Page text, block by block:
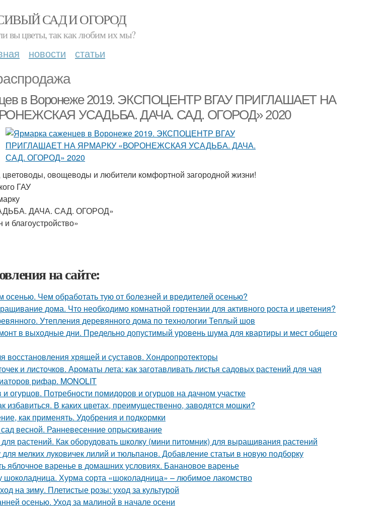
САД И ОГОРОД
вы цветы, так как любим их мы?
новости статьи
в Воронеже 2019. ЭКСПОЦЕНТР ВГАУ ПРИГЛАШАЕТ НА
УСАДЬБА. ДАЧА. САД. ОГОРОД» 2020
овощеводы и любители комфортной загородной жизни!
ГАУ
ДАЧА. САД. ОГОРОД»
благоустройство»
на сайте:
осенью. Чем обработать тую от болезней и вредителей осенью?
дома. Что необходимо комнатной гортензии для активного роста и цветения?
Утепления деревянного дома по технологии Теплый шов
в выходные дни. Предельно допустимый уровень шума для квартиры и мест общего
восстановления хрящей и суставов. Хондропротекторы
и листочков. Ароматы лета: как заготавливать листья садовых растений для чая
рифар. MONOLIT
огурцов. Потребности помидоров и огурцов на дачном участке
избавиться. В каких цветах, преимущественно, заводятся мошки?
как применять. Удобрения и подкормки
весной. Ранневесенние опрыскивание
растений. Как оборудовать школку (мини питомник) для выращивания растений
для мелких луковичек лилий и тюльпанов. Добавление статьи в новую подборку
яблочное варенье в домашних условиях. Банановое варенье
Хурма сорта «шоколадница» – любимое лакомство
на зиму. Плетистые розы: уход за культурой
осенью. Уход за малиной в начале осени